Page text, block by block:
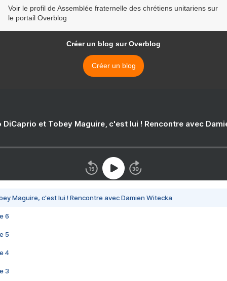
Voir le profil de Assemblée fraternelle des chrétiens unitariens sur
le portail Overblog
Créer un blog sur Overblog
Créer un blog
DiCaprio et Tobey Maguire, c'est lui ! Rencontre avec
Maguire, c'est lui ! Rencontre avec Damien Witecka
6
5
4
3